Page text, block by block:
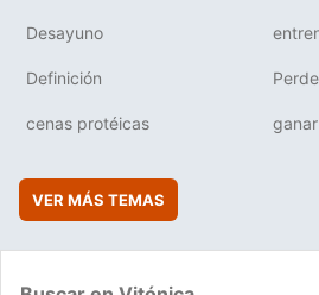
Desayuno
Definición
cenas protéicas
VER MÁS TEMAS